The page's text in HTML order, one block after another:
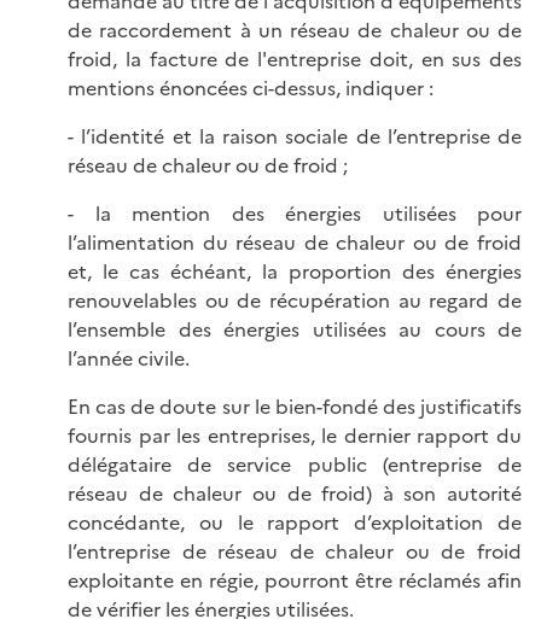
de raccordement à un réseau de chaleur ou de
froid, la facture de l'entreprise doit, en sus des
mentions énoncées ci-dessus, indiquer :
- l’identité et la raison sociale de l’entreprise de
réseau de chaleur ou de froid ;
- la mention des énergies utilisées pour
l’alimentation du réseau de chaleur ou de froid
et, le cas échéant, la proportion des énergies
renouvelables ou de récupération au regard de
l’ensemble des énergies utilisées au cours de
l’année civile.
En cas de doute sur le bien-fondé des justificatifs
fournis par les entreprises, le dernier rapport du
délégataire de service public (entreprise de
réseau de chaleur ou de froid) à son autorité
concédante, ou le rapport d’exploitation de
l’entreprise de réseau de chaleur ou de froid
exploitante en régie, pourront être réclamés afin
de vérifier les énergies utilisées.